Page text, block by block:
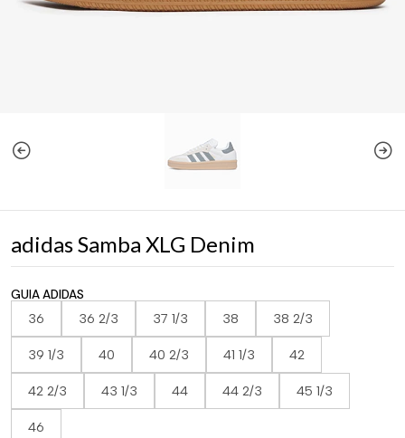
adidas Samba XLG Denim
GUIA ADIDAS
36 36 2/3 37 1/3 38 38 2/3
39 1/3 40 40 2/3 41 1/3 42
42 2/3 43 1/3 44 44 2/3 45 1/3
46